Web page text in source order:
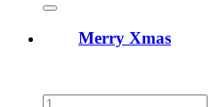
Merry Xmas